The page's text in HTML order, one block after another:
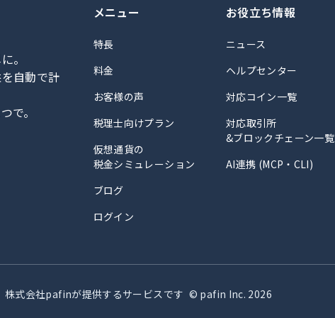
。
自動で計
で。
メニュー
特長
料金
お客様の声
税理士向けプラン
仮想通貨の
税金シミュレーション
ブログ
ログイン
お役立ち情報
ニュース
ヘルプセンター
対応コイン一覧
対応取引所
&ブロックチェーン一覧
AI連携 (MCP・CLI)
株式会社pafinが提供するサービスです © pafin Inc. 2026